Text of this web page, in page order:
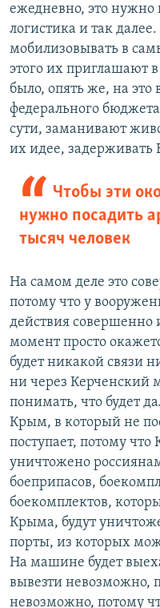
ежедневно, это нужно
логистика и так
мобилизовывать в
этого их приглашают
было, опять же, на это
федерального
сути, заманивают
их идее, задерживать
Чтобы эти
нужно посадить
тысяч человек
На самом деле это
потому что у
действия
момент просто
будет никакой связи
ни через Керченский
понимать, что будет
Крым, в который не
поступает, потому
уничтожено
боеприпасов,
боекомплектов,
Крыма, будут
порты, из которых
На машине будет
вывезти невозможно,
невозможно, потому